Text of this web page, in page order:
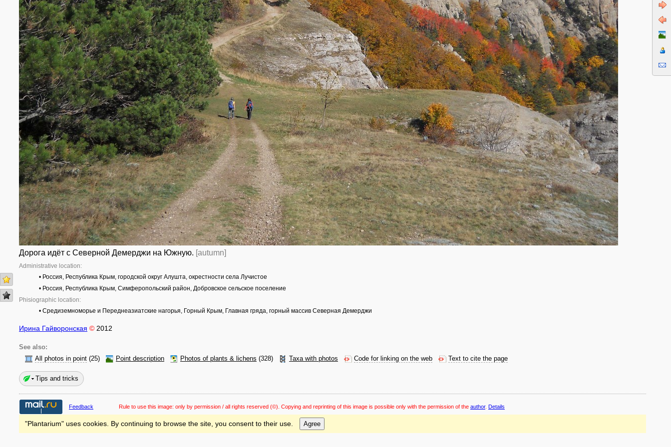
Дорога идёт с Северной Демерджи на Южную. [autumn]
Administrative location:
• Россия, Республика Крым, городской округ Алушта, окрестности села Лучистое
• Россия, Республика Крым, Симферопольский район, Добровское сельское поселение
Phisiographic location:
• Средиземноморье и Переднеазиатские нагорья, Горный Крым, Главная гряда, горный массив Северная Демерджи
Ирина Гайворонская © 2012
See also:
All photos in point (25) Point description Photos of plants & lichens (328) Taxa with photos Code for linking on the web Text to cite the page
Tips and tricks
Feedback Rule to use this image: only by permission / all rights reserved (©). Copying and reprinting of this image is possible only with the permission of the author. Details
"Plantarium" uses cookies. By continuing to browse the site, you consent to their use. Agree